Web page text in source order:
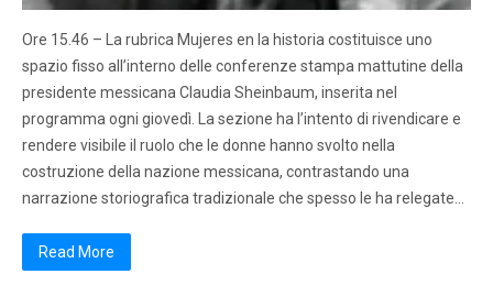
Ore 15.46 – La rubrica Mujeres en la historia costituisce uno
spazio fisso all’interno delle conferenze stampa mattutine della
presidente messicana Claudia Sheinbaum, inserita nel
programma ogni giovedì. La sezione ha l’intento di rivendicare e
rendere visibile il ruolo che le donne hanno svolto nella
costruzione della nazione messicana, contrastando una
narrazione storiografica tradizionale che spesso le ha relegate…
Read More